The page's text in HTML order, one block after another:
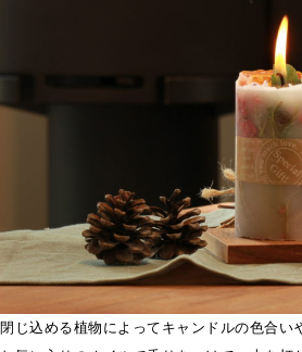
閉じ込める植物によってキャンドルの色合い